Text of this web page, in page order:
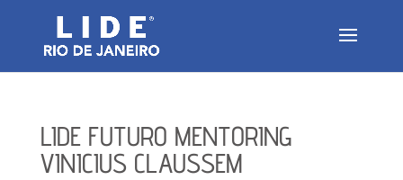
LIDE FUTURO MENTORING
VINICIUS CLAUSSEM